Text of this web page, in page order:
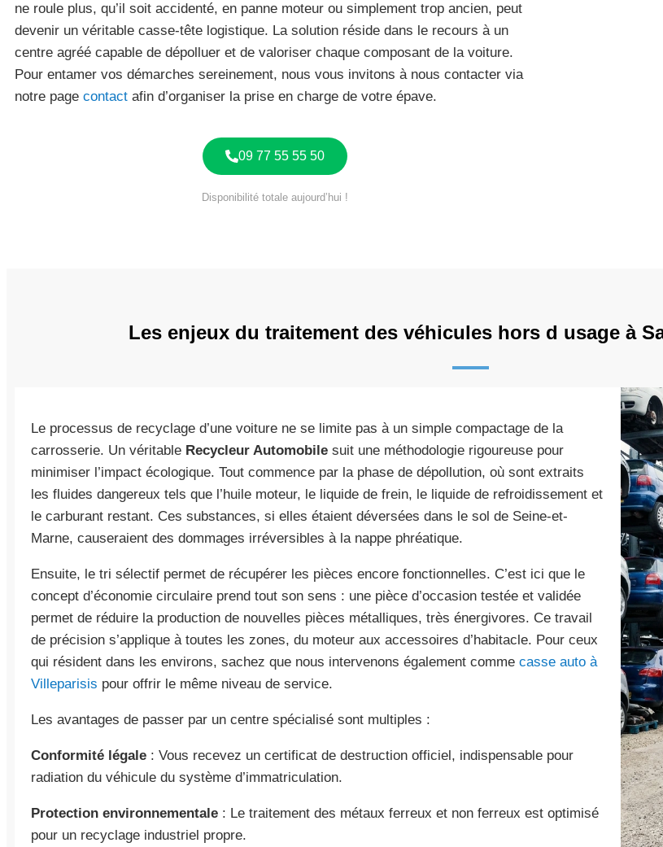
ne roule plus, qu’il soit accidenté, en panne moteur ou simplement trop ancien, peut
devenir un véritable casse-tête logistique. La solution réside dans le recours à un
centre agréé capable de dépolluer et de valoriser chaque composant de la voiture.
Pour entamer vos démarches sereinement, nous vous invitons à nous contacter via
notre page contact afin d’organiser la prise en charge de votre épave.
09 77 55 55 50
Disponibilité totale aujourd’hui !
Les enjeux du traitement des véhicules hors d usage à
Le processus de recyclage d’une voiture ne se limite pas à un simple compactage de la
carrosserie. Un véritable Recycleur Automobile suit une méthodologie rigoureuse pour
minimiser l’impact écologique. Tout commence par la phase de dépollution, où sont extraits
les fluides dangereux tels que l’huile moteur, le liquide de frein, le liquide de refroidissement et
le carburant restant. Ces substances, si elles étaient déversées dans le sol de Seine-et-
Marne, causeraient des dommages irréversibles à la nappe phréatique.
Ensuite, le tri sélectif permet de récupérer les pièces encore fonctionnelles. C’est ici que le
concept d’économie circulaire prend tout son sens : une pièce d’occasion testée et validée
permet de réduire la production de nouvelles pièces métalliques, très énergivores. Ce travail
de précision s’applique à toutes les zones, du moteur aux accessoires d’habitacle. Pour ceux
qui résident dans les environs, sachez que nous intervenons également comme casse auto à
Villeparisis pour offrir le même niveau de service.
Les avantages de passer par un centre spécialisé sont multiples :
Conformité légale : Vous recevez un certificat de destruction officiel, indispensable pour
radiation du véhicule du système d’immatriculation.
Protection environnementale : Le traitement des métaux ferreux et non ferreux est optimisé
pour un recyclage industriel propre.